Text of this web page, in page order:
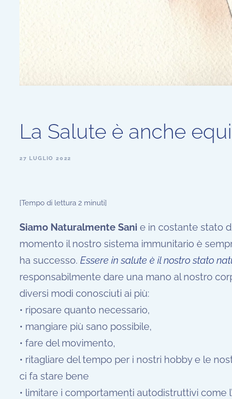
La Salute è anche
27 LUGLIO 2022
[Tempo di lettura 2 minuti]
Siamo Naturalmente Sani e in costante stato
momento il nostro sistema immunitario è
ha successo. Essere in salute è il nostro stato
responsabilmente dare una mano al nostro
diversi modi conosciuti ai più:
• riposare quanto necessario,
• mangiare più sano possibile,
• fare del movimento,
• ritagliare del tempo per i nostri hobby e le
ci fa stare bene
• limitare i comportamenti autodistruttivi come